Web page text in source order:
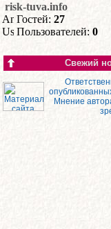
risk-tuva.info
Гостей: 27
Пользователей: 0
Свежий
Мнение